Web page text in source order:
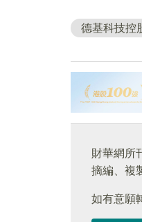
德基科技控
財華網所
摘編、複
如有意願